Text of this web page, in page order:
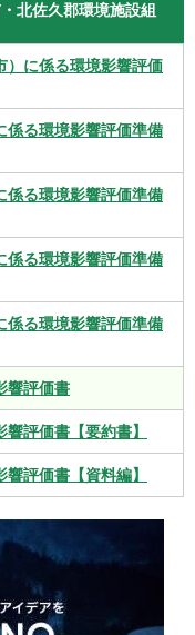
北佐久郡環境施設組
）に係る環境影響評価
係る環境影響評価準備
係る環境影響評価準備
係る環境影響評価準備
係る環境影響評価準備
響評価書
評価書【要約書】
評価書【資料編】